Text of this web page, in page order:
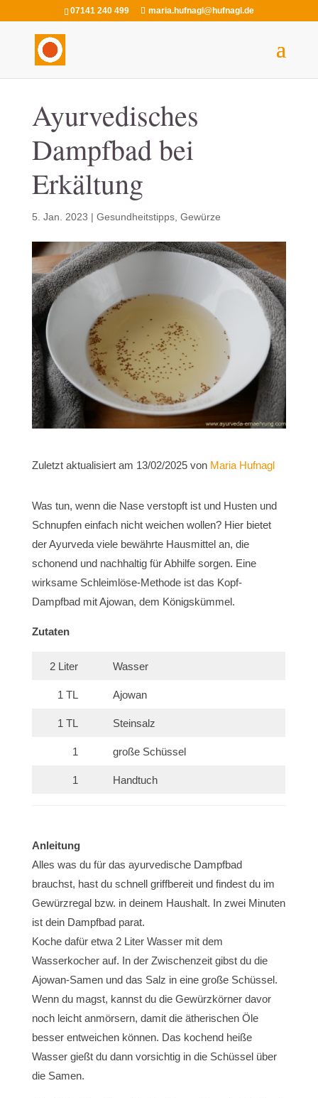
07141 240 499 maria.hufnagl@hufnagl.de
Ayurvedisches
Dampfbad bei
Erkältung
5. Jan. 2023 | Gesundheitstipps, Gewürze
Zuletzt aktualisiert am 13/02/2025 von Maria Hufnagl
Was tun, wenn die Nase verstopft ist und Husten und
Schnupfen einfach nicht weichen wollen? Hier bietet
der Ayurveda viele bewährte Hausmittel an, die
schonend und nachhaltig für Abhilfe sorgen. Eine
wirksame Schleimlöse-Methode ist das Kopf-
Dampfbad mit Ajowan, dem Königskümmel.
Zutaten
2 Liter Wasser
1 TL Ajowan
1 TL Steinsalz
1 große Schüssel
1 Handtuch
Anleitung
Alles was du für das ayurvedische Dampfbad
brauchst, hast du schnell griffbereit und findest du im
Gewürzregal bzw. in deinem Haushalt. In zwei Minuten
ist dein Dampfbad parat.
Koche dafür etwa 2 Liter Wasser mit dem
Wasserkocher auf. In der Zwischenzeit gibst du die
Ajowan-Samen und das Salz in eine große Schüssel.
Wenn du magst, kannst du die Gewürzkörner davor
noch leicht anmörsern, damit die ätherischen Öle
besser entweichen können. Das kochend heiße
Wasser gießt du dann vorsichtig in die Schüssel über
die Samen.